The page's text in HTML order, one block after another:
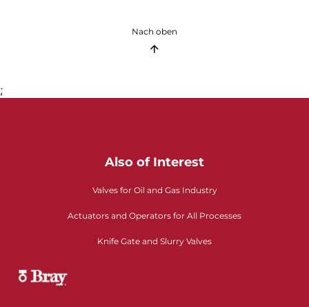
Nach oben
;
Also of Interest
Valves for Oil and Gas Industry
Actuators and Operators for All Processes
Knife Gate and Slurry Valves